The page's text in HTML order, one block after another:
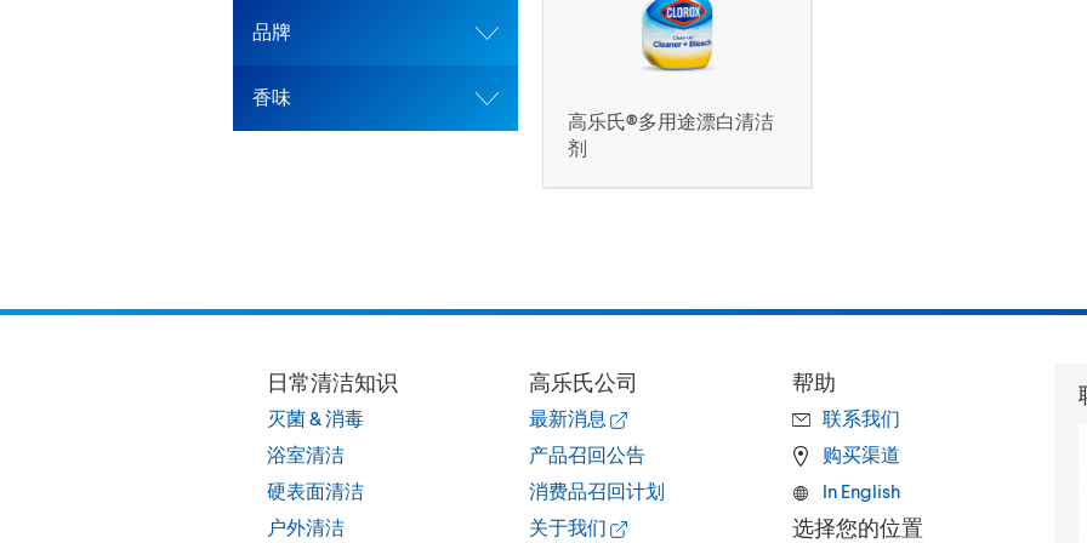
品牌
香味
高乐氏®多用途漂白清洁
剂
日常清洁知识
灭菌 & 消毒
浴室清洁
硬表面清洁
户外清洁
高乐氏公司
最新消息
产品召回公告
消费品召回计划
关于我们
帮助
联系我们
购买渠道
In English
选择您的位置